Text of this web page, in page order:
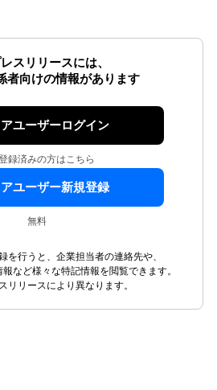
スリリースには、
者向けの情報があります
ユーザーログイン
録済みの方はこちら
ユーザー新規登録
無料
を行うと、企業担当者の連絡先や、
など様々な特記情報を閲覧できます。
リリースにより異なります。